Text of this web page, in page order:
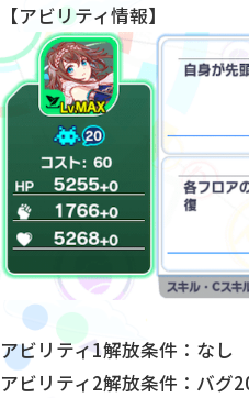
【アビリティ情報】
アビリティ1解放条件：なし
アビリティ2解放条件：バグ